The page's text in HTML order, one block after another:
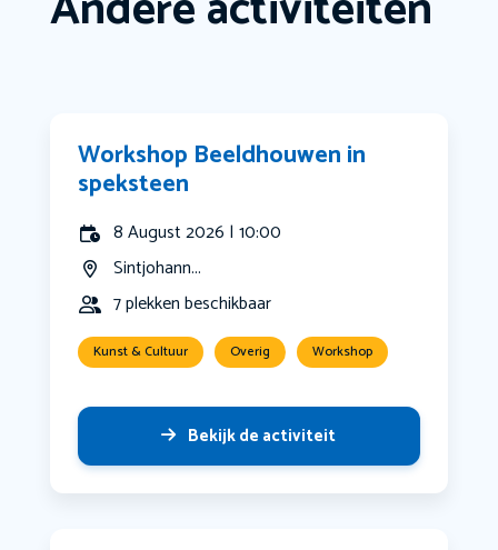
Workshop Beeldhouwen in
speksteen
8 August 2026 | 10:00
Sintjohann...
7 plekken beschikbaar
Kunst & Cultuur Overig Workshop
Bekijk de activiteit